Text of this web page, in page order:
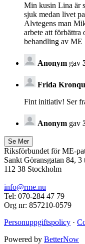
Min kusin Lina är
sjuk medan livet
Alvtegens man
arbete att förbättra
behandling av ME
Anonym gav
Frida
Fint initiativ! Ser
Anonym gav
Riksförbundet för ME-
Sankt Göransgatan 84, 3
112 38 Stockholm
info@rme.nu
Tel: 070-284 47 79
Org nr: 857210-0579
Personuppgiftspolicy ·
Powered by BetterNow